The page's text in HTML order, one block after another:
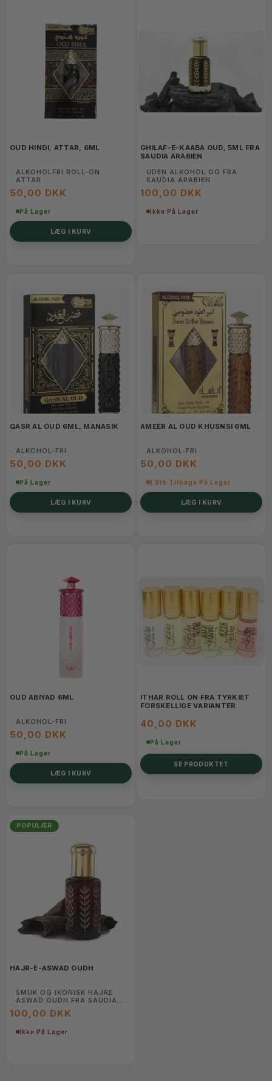
OUD HINDI, ATTAR, 6ML
ALKOHOLFRI ROLL-ON
ATTAR
50,00 DKK
På Lager
LÆG I KURV
GHILAF–E–KAABA OUD, 5ML FRA
SAUDIA ARABIEN
UDEN ALKOHOL OG FRA
SAUDIA ARABIEN
100,00 DKK
Ikke På Lager
QASR AL OUD 6ML, MANASIK
ALKOHOL-FRI
50,00 DKK
På Lager
LÆG I KURV
AMEER AL OUD KHUSNSI 6ML
ALKOHOL-FRI
50,00 DKK
1 Stk Tilbage På Lager
LÆG I KURV
OUD ABIYAD 6ML
ALKOHOL-FRI
50,00 DKK
På Lager
LÆG I KURV
ITHAR ROLL ON FRA TYRKIET
FORSKELLIGE VARIANTER
40,00 DKK
På Lager
SE PRODUKTET
POPULÆR
HAJR-E-ASWAD OUDH
SMUK OG IKONISK HAJRE
ASWAD OUDH FRA SAUDIA
ARABIEN 5 ML
100,00 DKK
Ikke På Lager